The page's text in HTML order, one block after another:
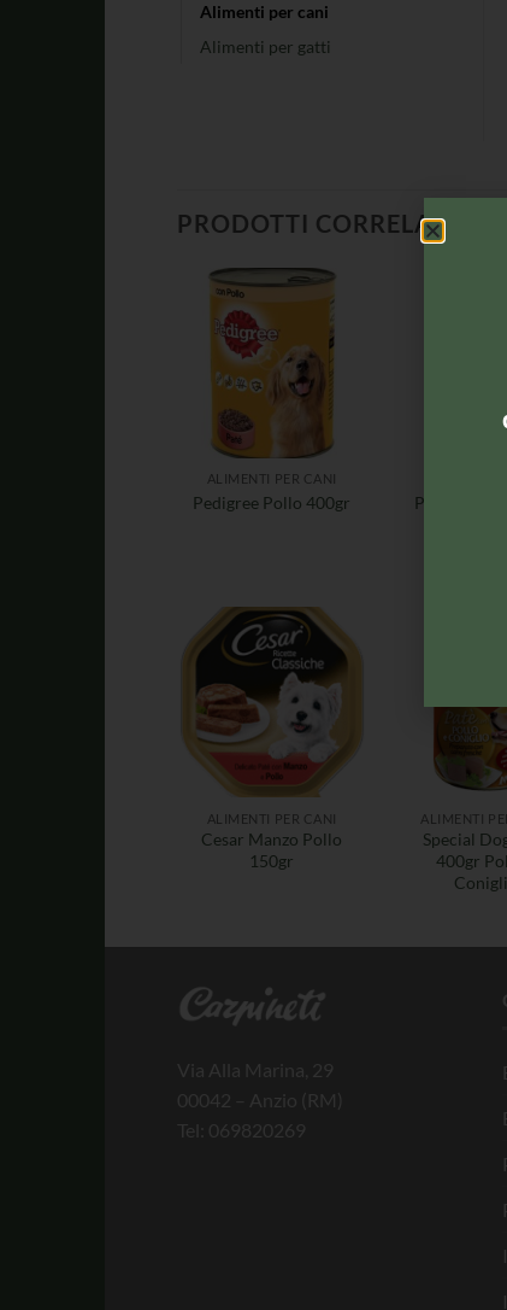
Alimenti per cani
Alimenti per gatti
PRODOTTI CORRELATI
ALIMENTI PER CANI
Pedigree Pollo 400gr Pedigree
ALIMENTI PER CANI
Cesar Manzo Pollo
150gr
ALIMENTI
Special
400gr
Via Alla Marina, 29
00042 – Anzio (RM)
Tel: 069820269